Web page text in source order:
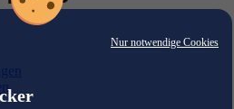
Nur notwendige Cookies